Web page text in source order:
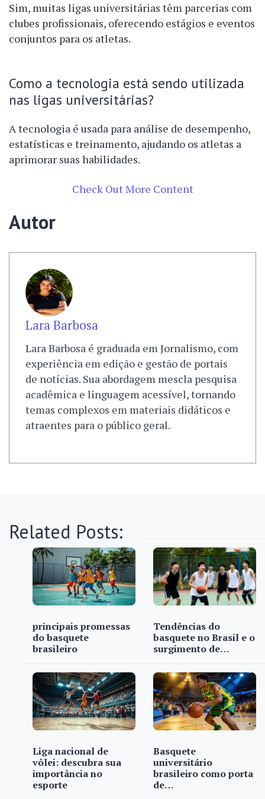
Sim, muitas ligas universitárias têm parcerias com
clubes profissionais, oferecendo estágios e eventos
conjuntos para os atletas.
Como a tecnologia está sendo utilizada
nas ligas universitárias?
A tecnologia é usada para análise de desempenho,
estatísticas e treinamento, ajudando os atletas a
aprimorar suas habilidades.
Check Out More Content
Autor
Lara Barbosa
Lara Barbosa é graduada em Jornalismo, com
experiência em edição e gestão de portais
de notícias. Sua abordagem mescla pesquisa
acadêmica e linguagem acessível, tornando
temas complexos em materiais didáticos e
atraentes para o público geral.
Related Posts:
principais promessas
do basquete
brasileiro
Tendências do
basquete no Brasil e o
surgimento de…
Liga nacional de
vôlei: descubra sua
importância no
esporte
Basquete
universitário
brasileiro como porta
de…